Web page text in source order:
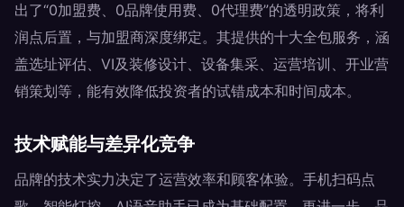
出了“0加盟费、0品牌使用费、0代理费”的透明政策，将利
润点后置，与加盟商深度绑定。其提供的十大全包服务，涵
盖选址评估、VI及装修设计、设备集采、运营培训、开业营
销策划等，能有效降低投资者的试错成本和时间成本。
技术赋能与差异化竞争
品牌的技术实力决定了运营效率和顾客体验。手机扫码点